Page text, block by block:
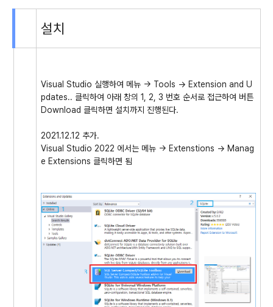
설치
Visual Studio 실행하여 메뉴 -> Tools -> Extension and U
pdates.. 클릭하여 아래 창의 1, 2, 3 번호 순서로 접근하여 버튼
Download 클릭하면 설치까지 진행된다.
2021.12.12 추가.
Visual Studio 2022 에서는 메뉴 -> Extenstions -> Manag
e Extensions 클릭하면 됨